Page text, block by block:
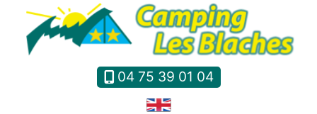
04 75 39 01 04
Panneau de gestion des cookies